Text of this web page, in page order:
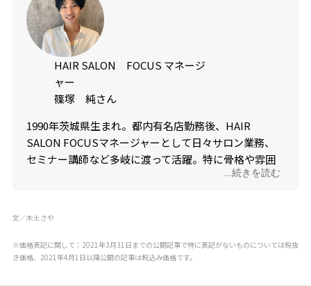
HAIR SALON FOCUS マネージ
ャー
篠塚 純さん
1990年茨城県生まれ。都内有名店勤務後、HAIR
SALON FOCUSマネージャーとして日々サロン業務、
セミナー講師など多岐に渡って活躍。特に骨格や雰囲
気から導き出す360°似合わせカットには定評があり、
HAIR SALON FOCUS
...続きを読む
文／木土さや
※価格表記に関して：2021年3月31日までの公開記事で特に表記がないものについては税抜
き価格、2021年4月1日以降公開の記事は税込み価格です。